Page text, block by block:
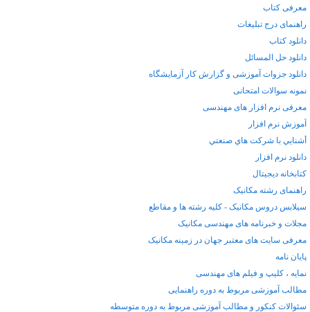
معرفی کتاب
راهنمای درج تبلیغات
دانلود کتاب
دانلود حل المسائل
دانلود جزوات آموزشی و گزارش کار آزمایشگاه
نمونه سوالات امتحانی
معرفی نرم افزار های مهندسی
آموزش نرم افزار
أشنايي با شركت هاي صنعتي
دانلود نرم افزار
کتابخانه دیجیتال
راهنمای رشته مکانیک
سیلابس دروس مکانیک - کلیه رشته ها و مقاطع
مجلات و خبرنامه های مهندسی مکانیک
معرفی سایت های معتبر جهان در زمینه مکانیک
پایان نامه
نمایه ، کلیپ و فیلم های مهندسی
مطالب آموزشی مربوط به دوره راهنمایی
سئوالات کنکور و مطالب آموزشی مربوط به دوره متوسطه